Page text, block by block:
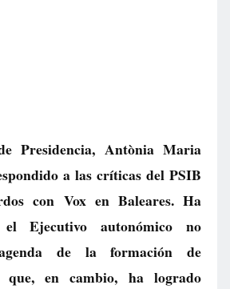
Presidencia, Antònia Maria
a las críticas del PSIB
con Vox en Baleares. Ha
Ejecutivo autonómico no
de la formación de
que, en cambio, ha logrado